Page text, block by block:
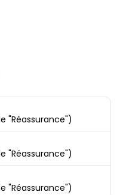
"Réassurance")
"Réassurance")
"Réassurance")